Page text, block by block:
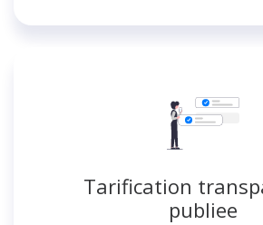
Tarification
publiee